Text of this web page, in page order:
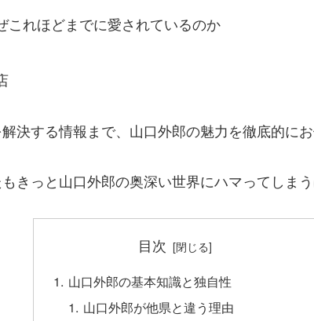
これほどまでに愛されているのか
決する情報まで、山口外郎の魅力を徹底的にお
きっと山口外郎の奥深い世界にハマってしまう
目次
山口外郎の基本知識と独自性
山口外郎が他県と違う理由